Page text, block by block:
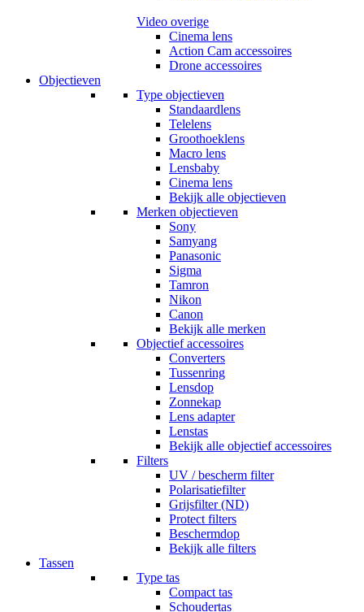
Video overige
Cinema lens
Action Cam accessoires
Drone accessoires
Objectieven
Type objectieven
Standaardlens
Telelens
Groothoeklens
Macro lens
Lensbaby
Cinema lens
Bekijk alle objectieven
Merken objectieven
Sony
Samyang
Panasonic
Sigma
Tamron
Nikon
Canon
Bekijk alle merken
Objectief accessoires
Converters
Tussenring
Lensdop
Zonnekap
Lens adapter
Lenstas
Bekijk alle objectief accessoires
Filters
UV / bescherm filter
Polarisatiefilter
Grijsfilter (ND)
Protect filters
Beschermdop
Bekijk alle filters
Tassen
Type tas
Compact tas
Schoudertas